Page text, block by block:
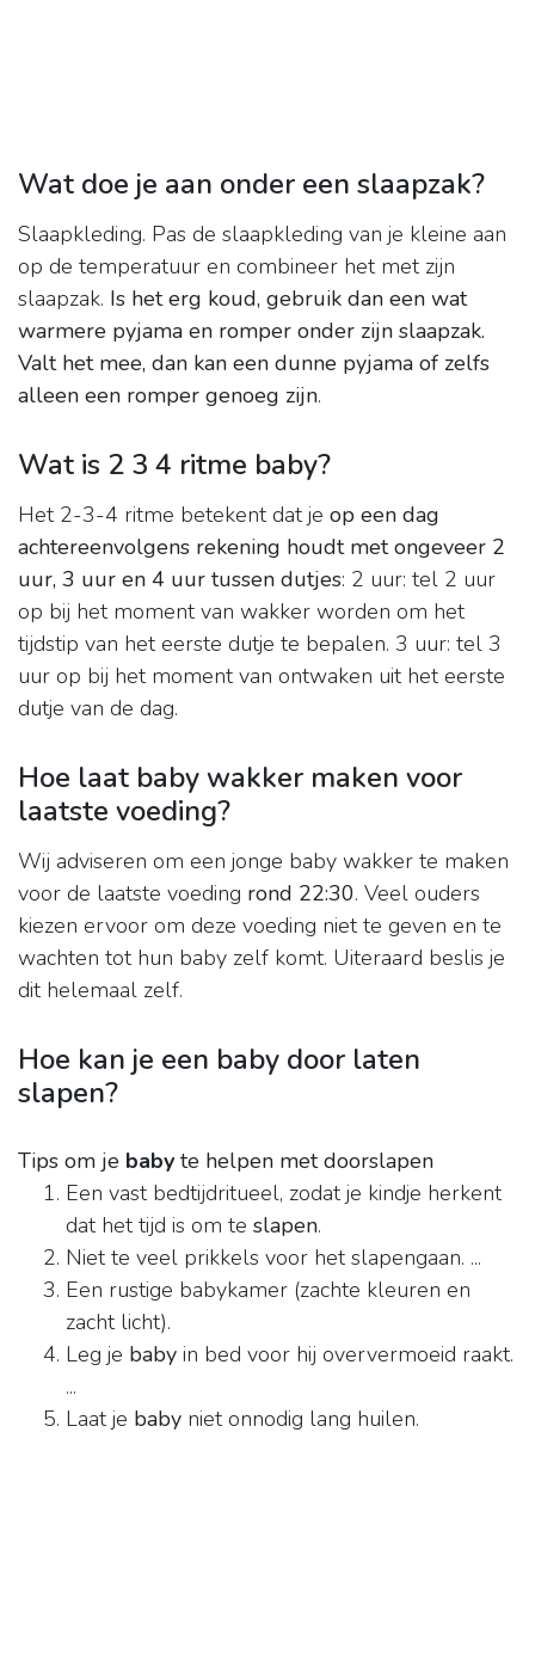
Wat doe je aan onder een slaapzak?
Slaapkleding. Pas de slaapkleding van je kleine aan
op de temperatuur en combineer het met zijn
slaapzak. Is het erg koud, gebruik dan een wat
warmere pyjama en romper onder zijn slaapzak.
Valt het mee, dan kan een dunne pyjama of zelfs
alleen een romper genoeg zijn.
Wat is 2 3 4 ritme baby?
Het 2-3-4 ritme betekent dat je op een dag
achtereenvolgens rekening houdt met ongeveer 2
uur, 3 uur en 4 uur tussen dutjes: 2 uur: tel 2 uur
op bij het moment van wakker worden om het
tijdstip van het eerste dutje te bepalen. 3 uur: tel 3
uur op bij het moment van ontwaken uit het eerste
dutje van de dag.
Hoe laat baby wakker maken voor
laatste voeding?
Wij adviseren om een jonge baby wakker te maken
voor de laatste voeding rond 22:30. Veel ouders
kiezen ervoor om deze voeding niet te geven en te
wachten tot hun baby zelf komt. Uiteraard beslis je
dit helemaal zelf.
Hoe kan je een baby door laten
slapen?
Tips om je baby te helpen met doorslapen
Een vast bedtijdritueel, zodat je kindje herkent
dat het tijd is om te slapen.
Niet te veel prikkels voor het slapengaan. ...
Een rustige babykamer (zachte kleuren en
zacht licht).
Leg je baby in bed voor hij oververmoeid raakt.
...
Laat je baby niet onnodig lang huilen.